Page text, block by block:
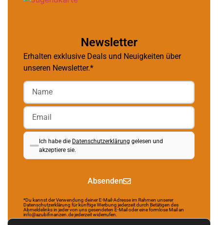
Newsletter
Erhalten exklusive Deals und Neuigkeiten über
unseren Newsletter.*
Ich habe die Datenschutzerklärung gelesen und
akzeptiere sie.
Absenden
*Du kannst der Verwendung deiner E-Mail-Adresse im Rahmen unserer
Datenschutzerklärung für künftige Werbung jederzeit durch Betätigen des
Abmeldelinks in jeder von uns gesendeten E-Mail oder eine formlose Mail an
info@azubifinanzen.de jederzeit widerrufen.